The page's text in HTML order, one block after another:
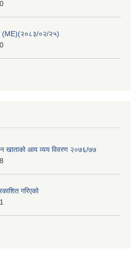
(ME)(२०८३/०२/२५)
खाताको आय व्यय विवरण २०७६/७७
गरिएको